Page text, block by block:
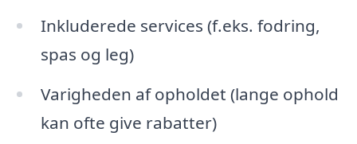
Inkluderede services (f.eks. fodring,
spas og leg)
Varigheden af opholdet (lange ophold
kan ofte give rabatter)